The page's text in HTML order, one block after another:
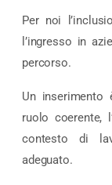
Per noi
l’ingresso in
percorso.
Un inserimento
ruolo coerente,
contesto di
adeguato.